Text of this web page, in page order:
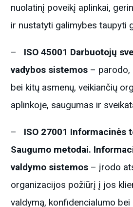
nuolatinį poveikį aplinkai,
ir nustatyti galimybes taupyti
– ISO 45001 Darbuotojų
vadybos sistemos – parodo,
bei kitų asmenų, veikiančių
aplinkoje, saugumas ir
– ISO 27001 Informacinės
Saugumo metodai.
valdymo sistemos – įrodo
organizacijos požiūrį į jos
valdymą, konfidencialumo bei